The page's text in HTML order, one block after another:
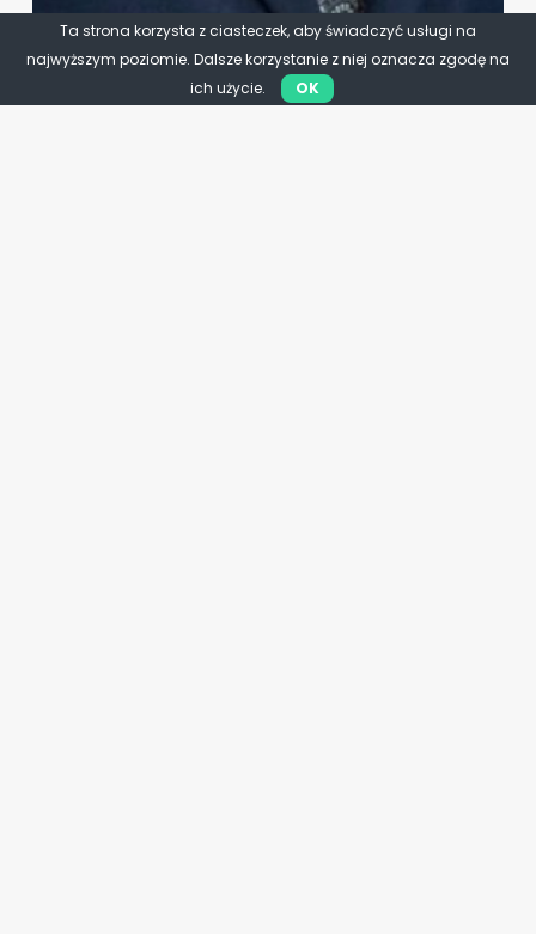
Ta strona korzysta z ciasteczek, aby świadczyć usługi na
najwyższym poziomie. Dalsze korzystanie z niej oznacza zgodę na
ich użycie.
OK